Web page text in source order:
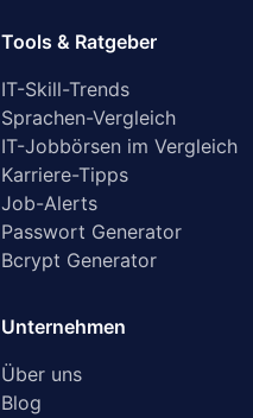
Tools & Ratgeber
IT-Skill-Trends
Sprachen-Vergleich
IT-Jobbörsen im Vergleich
Karriere-Tipps
Job-Alerts
Passwort Generator
Bcrypt Generator
Unternehmen
Über uns
Blog